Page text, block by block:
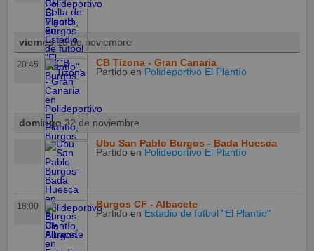
viernes13 de noviembre
20:45
CB Tizona - Gran Canaria
Partido en Polideportivo El Plantío
domingo22 de noviembre
Ubu San Pablo Burgos - Bada Huesca
Partido en Polideportivo El Plantío
18:00
Burgos CF - Albacete
Partido en Estadio de futbol "El Plantío"